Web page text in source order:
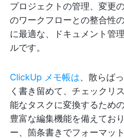
プロジェクトの管理、変更
のワークフローとの整合性
に最適な、ドキュメント管
ルです。
ClickUp メモ帳は、散らば
く書き留めて、チェックリ
能なタスクに変換するため
豊富な編集機能を備えてお
ー、箇条書きでフォーマッ